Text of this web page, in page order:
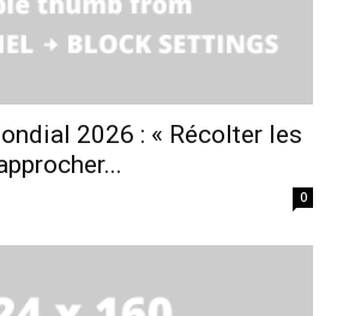
2026 : « Récolter les
0